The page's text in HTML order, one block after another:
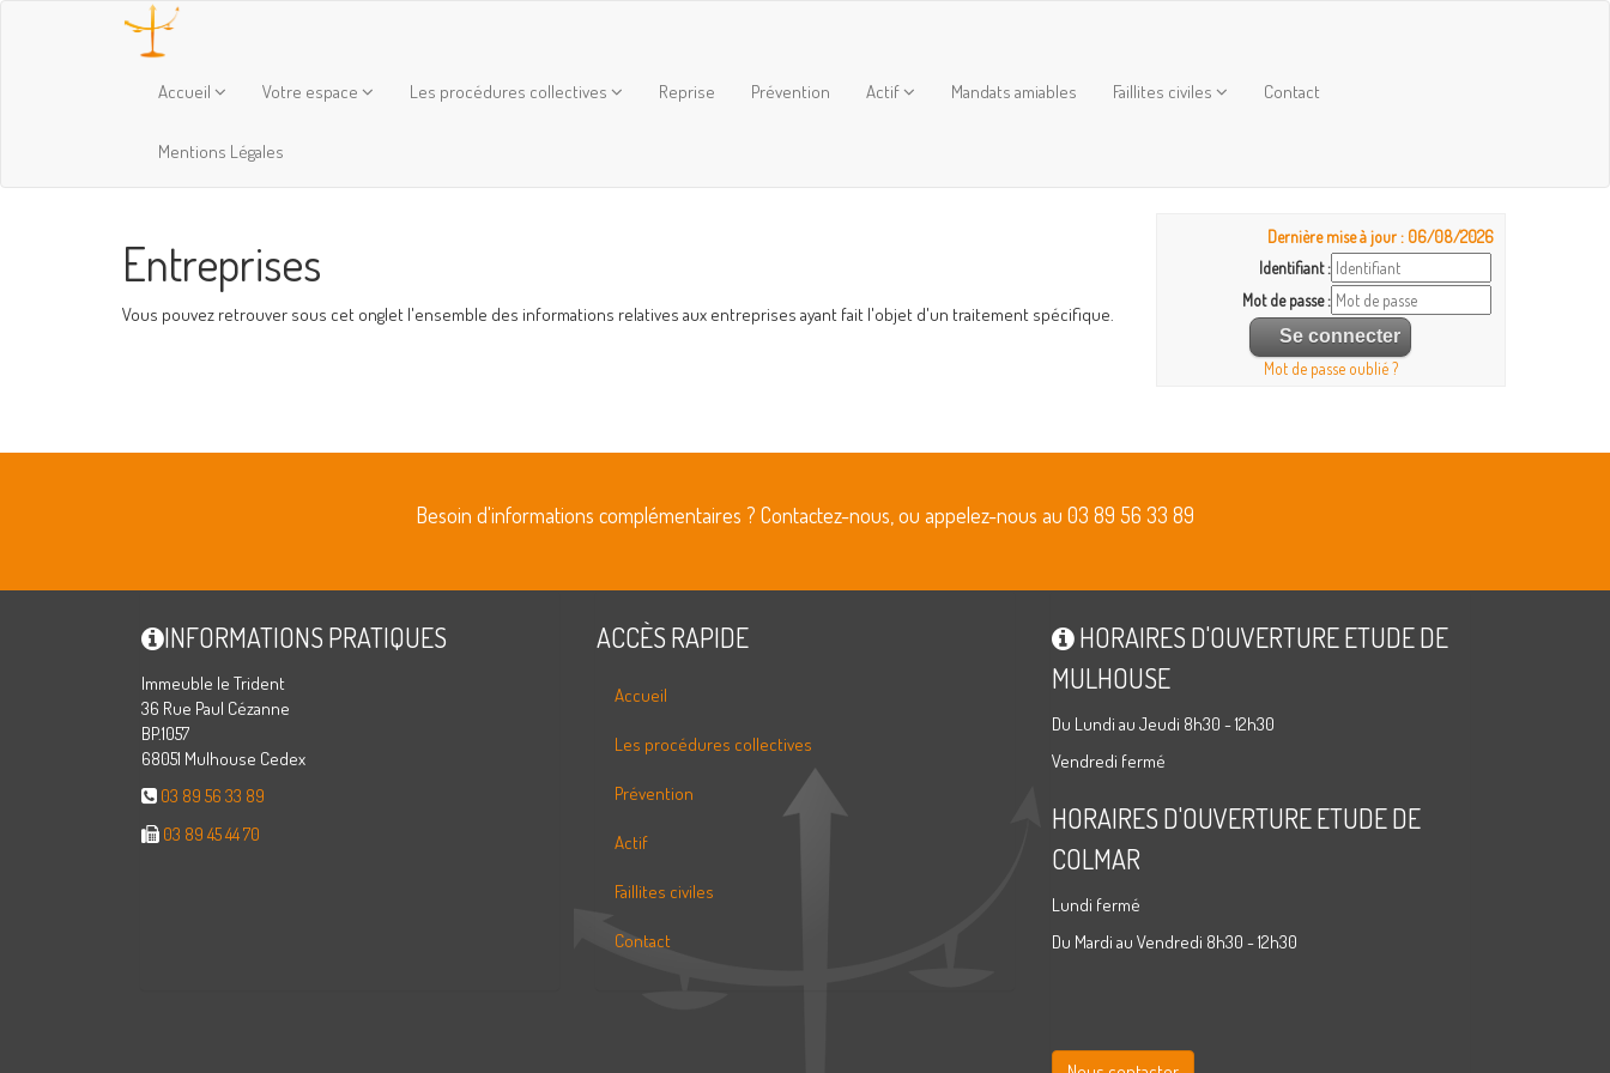
Accueil Votre espace Les procédures collectives Reprise Prévention Actif Mandats amiables Faillites civiles Contact
Mentions Légales
Entreprises
Vous pouvez retrouver sous cet onglet l'ensemble des informations relatives aux entreprises ayant fait l'objet d'un traitement spécifique.
Dernière mise à jour : 06/08/2026
Identifiant :
Mot de passe :
Mot de passe oublié ?
Besoin d'informations complémentaires ? Contactez-nous, ou appelez-nous au 03 89 56 33 89
INFORMATIONS PRATIQUES
Immeuble le Trident
36 Rue Paul Cézanne
BP.1057
68051 Mulhouse Cedex
03 89 56 33 89
03 89 45 44 70
ACCÈS RAPIDE
Accueil
Les procédures collectives
Prévention
Actif
Faillites civiles
Contact
HORAIRES D'OUVERTURE ETUDE DE
MULHOUSE
Du Lundi au Jeudi 8h30 - 12h30
Vendredi fermé
HORAIRES D'OUVERTURE ETUDE DE
COLMAR
Lundi fermé
Du Mardi au Vendredi 8h30 - 12h30